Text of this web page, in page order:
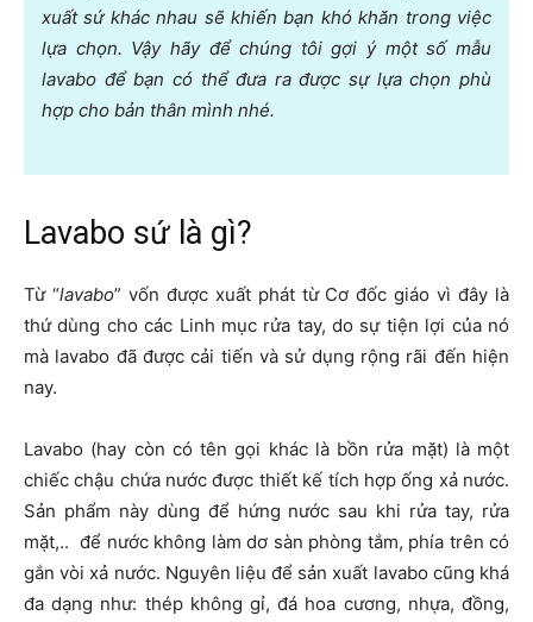
xuất sứ khác nhau sẽ khiến bạn khó khăn trong việc
lựa chọn. Vậy hãy để chúng tôi gợi ý một số mẫu
lavabo để bạn có thể đưa ra được sự lựa chọn phù
hợp cho bản thân mình nhé.
Lavabo sứ là gì?
Từ “lavabo” vốn được xuất phát từ Cơ đốc giáo vì đây là
thứ dùng cho các Linh mục rửa tay, do sự tiện lợi của nó
mà lavabo đã được cải tiến và sử dụng rộng rãi đến hiện
nay.
Lavabo (hay còn có tên gọi khác là bồn rửa mặt) là một
chiếc chậu chứa nước được thiết kế tích hợp ống xả nước.
Sản phẩm này dùng để hứng nước sau khi rửa tay, rửa
mặt,.. để nước không làm dơ sàn phòng tắm, phía trên có
gắn vòi xả nước. Nguyên liệu để sản xuất lavabo cũng khá
đa dạng như: thép không gỉ, đá hoa cương, nhựa, đồng,